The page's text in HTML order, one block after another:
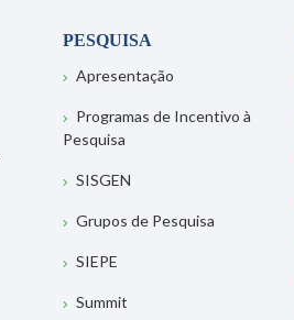
PESQUISA
Apresentação
Programas de Incentivo à
Pesquisa
SISGEN
Grupos de Pesquisa
SIEPE
Summit